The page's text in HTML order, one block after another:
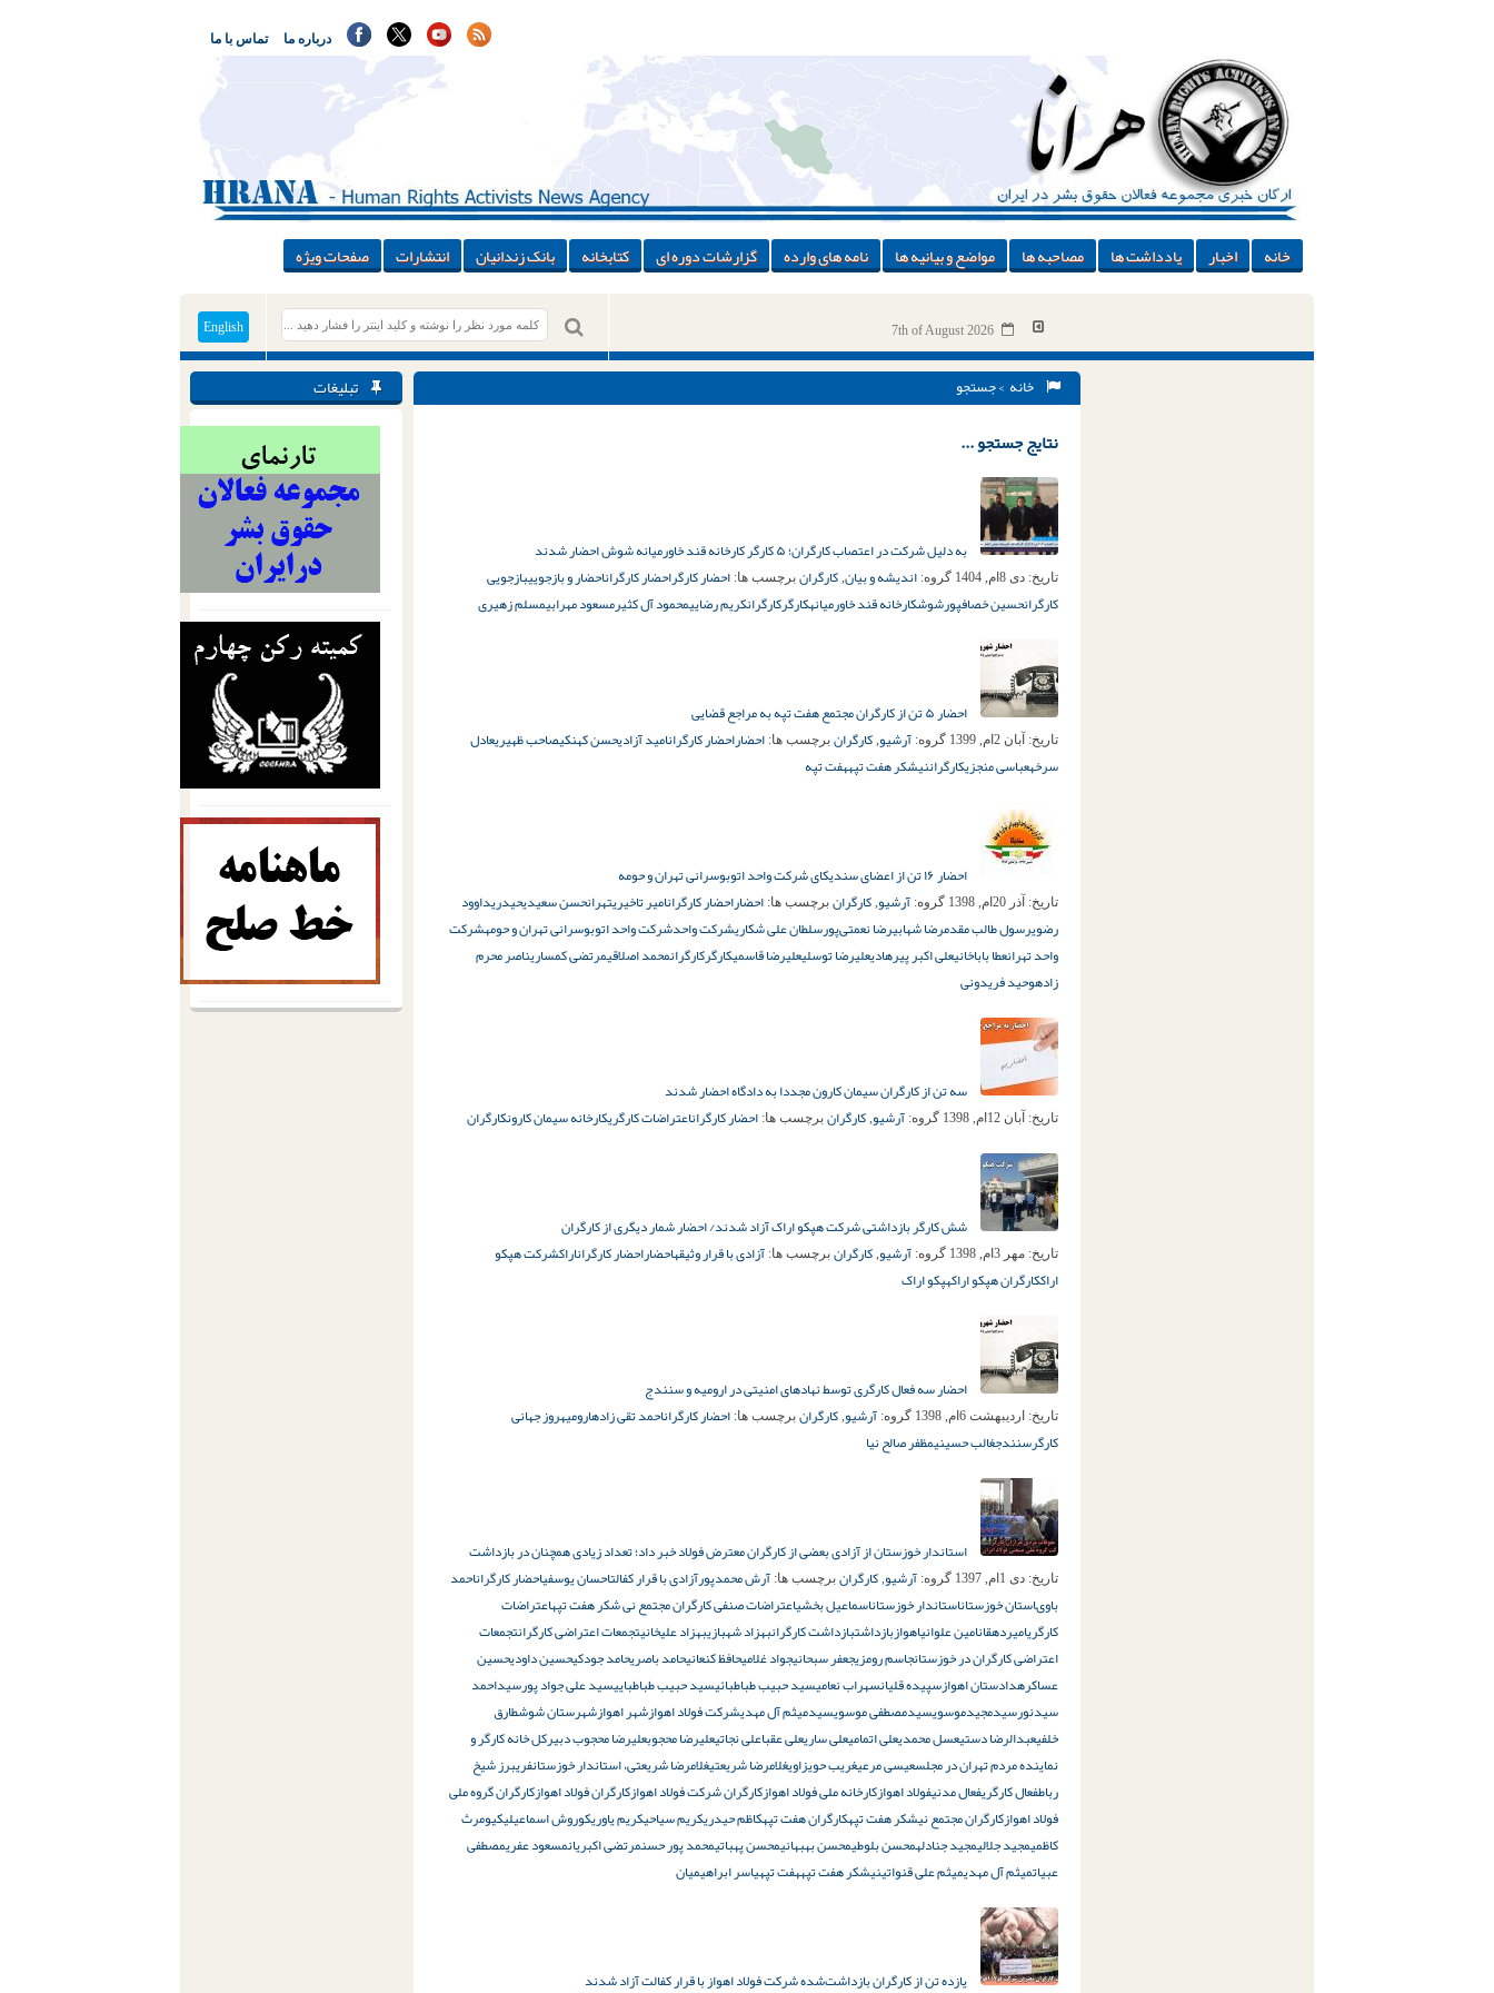
تماس با ما درباره ما
خانه اخبار یادداشت ها مصاحبه ها مواضع و بیانیه ها نامه های وارده گزارشات دوره ای کتابخانه بانک زندانیان انتشارات صفحات ویژه
English 7th of August 2026
تبلیغات خانه > جستجو
نتایج جستجو ...
به دلیل شرکت در اعتصاب کارگران؛ ۵ کارگر کارخانه قند خاورمیانه شوش احضار شدند
تاریخ: دی 8ام, 1404 گروه: اندیشه و بیان, کارگران برچسب ها: احضار کارگراحضار کارگراناحضار و بازجوییبازجویی
کارگرانحسین خصافپورشوشکارخانه قند خاورمیانهکارگرکارگرانکریم رضاییمحمود آل کثیرمسعود مهرابیمسلم زهیری
احضار ۵ تن از کارگران مجتمع هفت تپه به مراجع قضایی
تاریخ: آبان 2ام, 1399 گروه: آرشیو, کارگران برچسب ها: احضاراحضار کارگرانامید آزادیحسن کهنکیصاحب ظهیریعادل
سرخهعباسی منجزیکارگراننیشکر هفت تپههفت تپه
احضار ۱۶ تن از اعضای سندیکای شرکت واحد اتوبوسرانی تهران و حومه
تاریخ: آذر 20ام, 1398 گروه: آرشیو, کارگران برچسب ها: احضاراحضار کارگرانامیر تاخیریتهرانحسن سعیدیحیدریداوود
رضویرسول طالب مقدمرضا شهابیرضا نعمتی‌پورسلطان علی شکاریشرکت واحدشرکت واحد اتوبوسرانی تهران و حومهشرکت
واحد تهرانعطا باباخانیعلی اکبر پیرهادیعلیرضا توسلیعلیرضا قاسمیکارگرکارگرانمحمد اصلاقیمرتضی کمساریناصر محرم
زادهوحید فریدونی
سه تن از کارگران سیمان کارون مجددا به دادگاه احضار شدند
تاریخ: آبان 12ام, 1398 گروه: آرشیو, کارگران برچسب ها: احضار کارگراناعتراضات کارگریکارخانه سیمان کارونکارگران
شش کارگر بازداشتی شرکت هپکو اراک آزاد شدند/ احضار شمار دیگری از کارگران
تاریخ: مهر 3ام, 1398 گروه: آرشیو, کارگران برچسب ها: آزادی با قرار وثیقهاحضاراحضار کارگراناراکشرکت هپکو
اراککارگران هپکو اراکهپکو اراک
احضار سه فعال کارگری توسط نهادهای امنیتی در ارومیه و سنندج
تاریخ: اردیبهشت 6ام, 1398 گروه: آرشیو, کارگران برچسب ها: احضار کارگراناحمد تقی زادهارومیهروز جهانی
کارگرسنندجغالب حسینیمظفر صالح نیا
استاندار خوزستان از آزادی بعضی از کارگران معترض فولاد خبر داد؛ تعداد زیادی همچنان در بازداشت
تاریخ: دی 1ام, 1397 گروه: آرشیو, کارگران برچسب ها: آرش محمدپورآزادی با قرار کفالتاحسان یوسفیاحضار کارگراناحمد
باوىاستان خوزستاناستاندار خوزستاناسماعیل بخشیاعتراضات صنفی کارگران مجتمع نی شکر هفت تپهاعتراضات
کارگریامیردهقانامین علوانیاهوازبازداشتبازداشت کارگرانبهزاد شهبازیبهزاد عليخانىتجمعات اعتراضی کارگرانتجمعات
اعتراضی کارگران در خوزستانجاسم رومزیجعفر سبحانیجواد غلامیحافظ کنعانیحامد باصریحامد جودکیحسین داودیحسین
عساکرهدادستان اهوازسپیده قلیانسهراب نعامیسید حبیب طباطبائیسید حبیب طباطباییسید علی جواد پورسیداحمد
سیدنورسیدمجیدموسویسیدمصطفی موسویسیدمیثم آل مهدیشرکت فولاد اهوازشهر اهوازشهرستان شوشطارق
خلفیعبدالرضا دستیعسل محمدیعلی اتمامیعلی ساریعلی عقباعلی نجاتیعلیرضا محجوبعلیرضا محجوب دبیرکل خانه کارگر و
نماینده مردم تهران در مجلسعیسی مرعیغریب حویزاویغلامرضا شریعتیغلامرضا شریعتی، استاندار خوزستانفریبرز شیخ
رباطفعال کارگریفعال مدنیفولاد اهوازکارخانه ملی فولاد اهوازکارگران شرکت فولاد اهوازکارگران فولاد اهوازکارگران گروه ملی
فولاد اهوازکارگران مجتمع نیشکر هفت تپهکارگران هفت تپهکاظم حیدریکریم سیاحیکریم یاوریکوروش اسماعیلیکیومرث
کاظمیمجید جلالیمجید جنادلهمحسن بلوطیمحسن بهبهانیمحسن پهباتیمحمد پور حسنمرتضی اکبریانمسعود عفریمصطفی
عبیاتمیثم آل مهدیمیثم علی قنواتینیشکر هفت تپههفت تپهیاسر ابراهیمیان
یازده تن از کارگران بازداشت‌شده شرکت فولاد اهواز با قرار کفالت آزاد شدند